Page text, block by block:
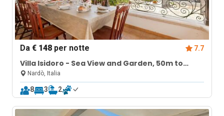
Da€ 148 per notte 7.7
Villa Isidoro - Sea View and Garden, 50m to
Beach
Nardò, Italia
8 3 2